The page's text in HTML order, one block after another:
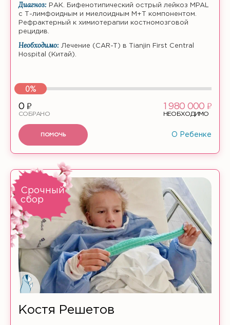
Диагноз:
РАК. Бифенотипический острый лейкоз MPAL
с Т-лимфоидным и миелоидным M+T компонентом.
Рефрактерный к химиотерапии костномозговой
рецидив.
Необходимо:
Лечение (CAR-T) в Tianjin First Central
Hospital (Китай).
0%
0 ф
СОБРАНО
1 980 000 ф
НЕОБХОДИМО
ПОМОЧЬ О Ребенке
Срочный
сбор
Костя Решетов